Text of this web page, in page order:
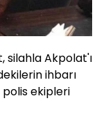
silahla Akpolat'ı
ihbarı
polis ekipleri